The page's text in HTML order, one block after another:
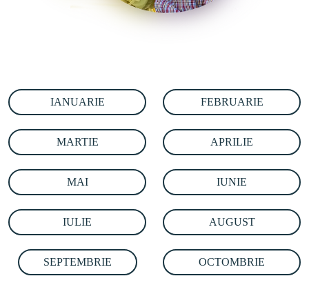
IANUARIE FEBRUARIE
MARTIE APRILIE
MAI IUNIE
IULIE AUGUST
SEPTEMBRIE OCTOMBRIE